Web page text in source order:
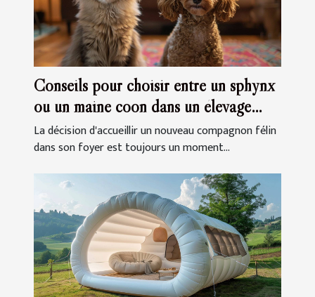
Conseils pour choisir entre un sphynx
ou un maine coon dans un élevage
familial
La décision d'accueillir un nouveau compagnon félin
dans son foyer est toujours un moment...